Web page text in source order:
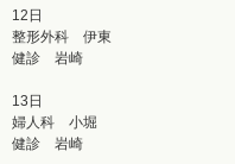
12日
整形外科 伊東
健診 岩崎
13日
婦人科 小堀
健診 岩崎